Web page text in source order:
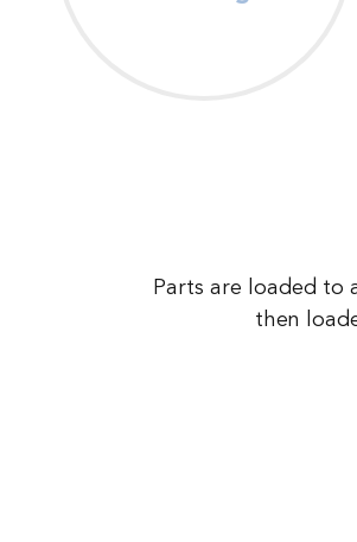
Parts are loaded to
then